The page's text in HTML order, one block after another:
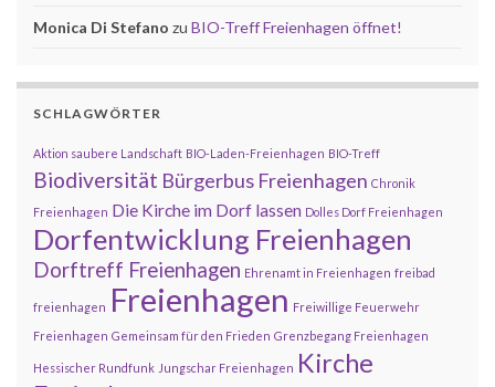
Monica Di Stefano zu BIO-Treff Freienhagen öffnet!
SCHLAGWÖRTER
Aktion saubere Landschaft BIO-Laden-Freienhagen BIO-Treff
Biodiversität Bürgerbus Freienhagen Chronik
Freienhagen Die Kirche im Dorf lassen Dolles Dorf Freienhagen
Dorfentwicklung Freienhagen
Dorftreff Freienhagen Ehrenamt in Freienhagen freibad
freienhagen Freienhagen Freiwillige Feuerwehr
Freienhagen Gemeinsam für den Frieden Grenzbegang Freienhagen
Hessischer Rundfunk Jungschar Freienhagen Kirche